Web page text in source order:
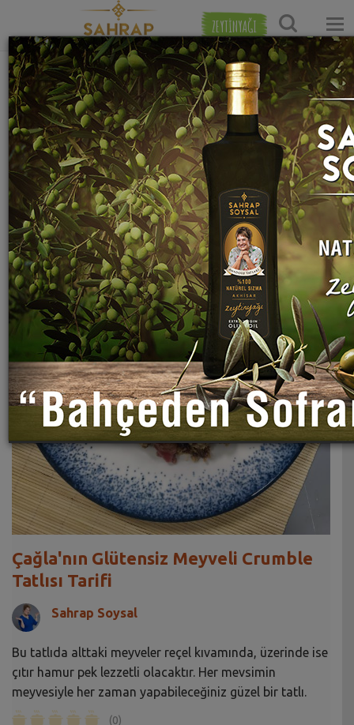
ZEYTİNYAĞI
Ana Sayfa Tatlı Tarifleri
Çağla'nın Glütensiz Meyveli Crumble
Tatlısı Tarifi
Sahrap Soysal
Bu tatlıda alttaki meyveler reçel kıvamında, üzerinde ise
çıtır hamur pek lezzetli olacaktır. Her mevsimin
meyvesiyle her zaman yapabileceğiniz güzel bir tatlı.
(0)